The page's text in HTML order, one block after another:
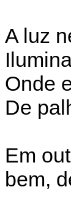
A luz
Onde
De
Em
bem,